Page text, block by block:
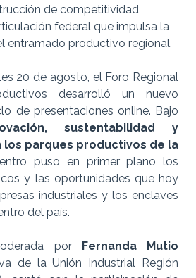
de competitividad
federal que impulsa la
entramado productivo regional.
20 de agosto, el Foro Regional
desarrolló un nuevo
de presentaciones online. Bajo
sustentabilidad y
los parques productivos de la
puso en primer plano los
y las oportunidades que hoy
industriales y los enclaves
del país.
por Fernanda Mutio
de la Unión Industrial Región